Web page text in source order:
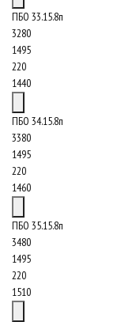
ПБО 33.15.8п
3280
1495
220
1440
ПБО 34.15.8п
3380
1495
220
1460
ПБО 35.15.8п
3480
1495
220
1510